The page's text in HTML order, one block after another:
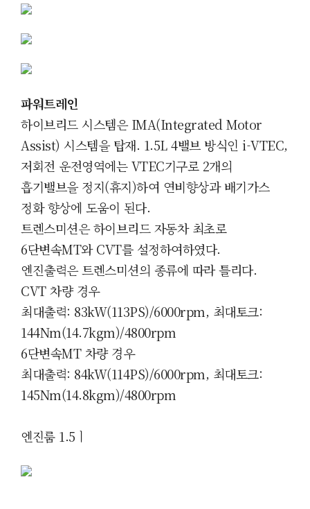
파워트레인
하이브리드 시스템은 IMA(Integrated Motor
Assist) 시스템을 탑재. 1.5L 4밸브 방식인 i-VTEC,
저회전 운전영역에는 VTEC기구로 2개의
흡기밸브을 정지(휴지)하여 연비향상과 배기가스
정화 향상에 도움이 된다.
트렌스미션은 하이브리드 자동차 최초로
6단변속MT와 CVT를 설정하여하였다.
엔진출력은 트렌스미션의 종류에 따라 틀리다.
CVT 차량 경우
최대출력: 83kW(113PS)/6000rpm, 최대토크:
144Nm(14.7kgm)/4800rpm
6단변속MT 차량 경우
최대출력: 84kW(114PS)/6000rpm, 최대토크:
145Nm(14.8kgm)/4800rpm
엔진룸 1.5ㅣ